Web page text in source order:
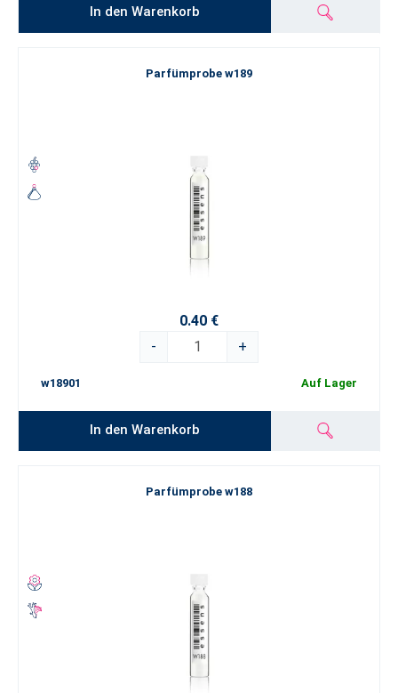
In den Warenkorb
Parfümprobe w189
0.40 €
-
+
w18901 Auf Lager
In den Warenkorb
Parfümprobe w188